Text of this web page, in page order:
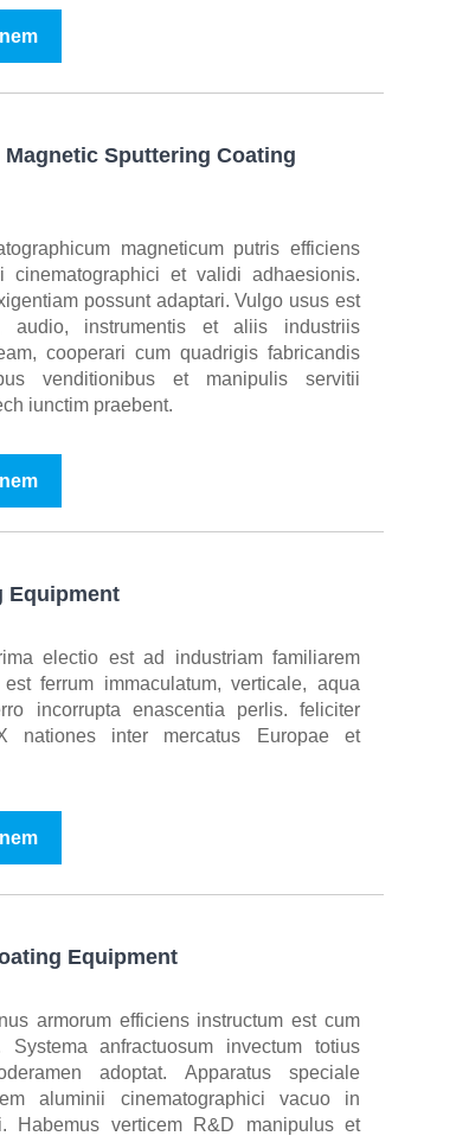
Sputtering Coating
magneticum putris efficiens
cinematographici et validi adhaesionis.
possunt adaptari. Vulgo usus est
audio, instrumentis et aliis industriis
cooperari cum quadrigis fabricandis
venditionibus et manipulis servitii
iunctim praebent.
Equipment
electio est ad industriam familiarem
ferrum immaculatum, verticale, aqua
incorrupta enascentia perlis. feliciter
nationes inter mercatus Europae et
Equipment
armorum efficiens instructum est cum
anfractuosum invectum totius
adoptat. Apparatus speciale
aluminii cinematographici vacuo in
Habemus verticem R&D manipulus et